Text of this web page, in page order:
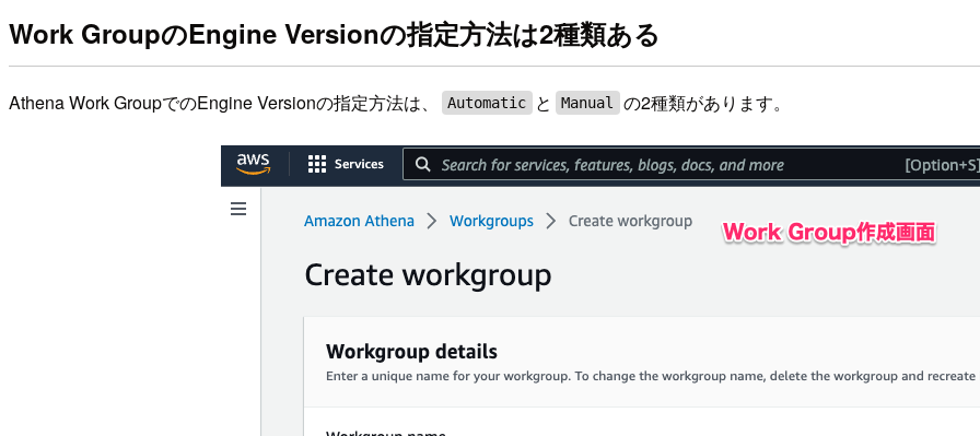
Work GroupのEngine Versionの指定方法は2種類ある
Athena Work GroupでのEngine Versionの指定方法は、 Automatic と Manual の2種類があります。